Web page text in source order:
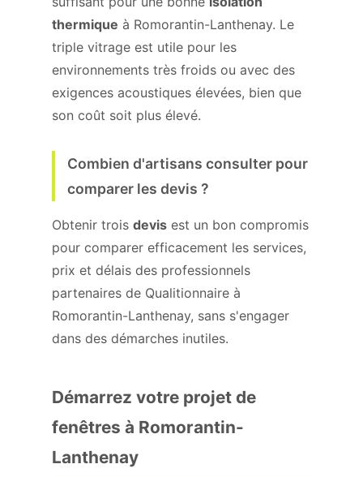
thermique à Romorantin-Lanthenay. Le
triple vitrage est utile pour les
environnements très froids ou avec des
exigences acoustiques élevées, bien que
son coût soit plus élevé.
Combien d'artisans consulter pour
comparer les devis ?
Obtenir trois devis est un bon compromis
pour comparer efficacement les services,
prix et délais des professionnels
partenaires de Qualitionnaire à
Romorantin-Lanthenay, sans s'engager
dans des démarches inutiles.
Démarrez votre projet de
fenêtres à Romorantin-
Lanthenay